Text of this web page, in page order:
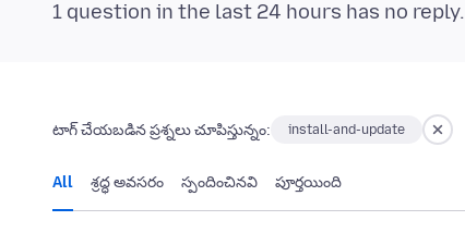
1 question in the last 24 hours has no reply.
టాగ్ చేయబడిన ప్రశ్నలు చూపిస్తున్నం: install-and-update
All శ్రద్ధ అవసరం స్పందించినవి పూర్తయింది